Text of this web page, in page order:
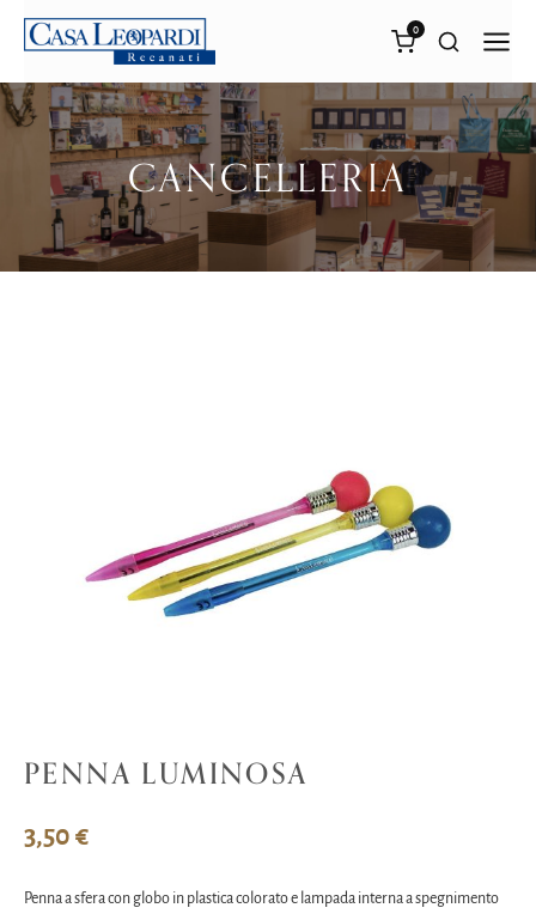
0
CANCELLERIA
PENNA LUMINOSA
3,50 €
Penna a sfera con globo in plastica colorato e lampada interna a spegnimento